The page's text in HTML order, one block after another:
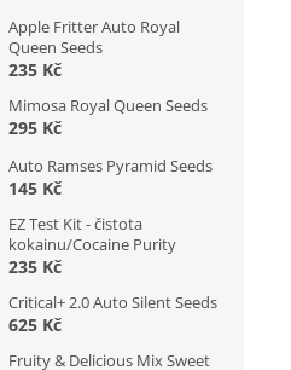
Apple Fritter Auto Royal
Queen Seeds
235 Kč
Mimosa Royal Queen Seeds
295 Kč
Auto Ramses Pyramid Seeds
145 Kč
EZ Test Kit - čistota
kokainu/Cocaine Purity
235 Kč
Critical+ 2.0 Auto Silent Seeds
625 Kč
Fruity & Delicious Mix Sweet